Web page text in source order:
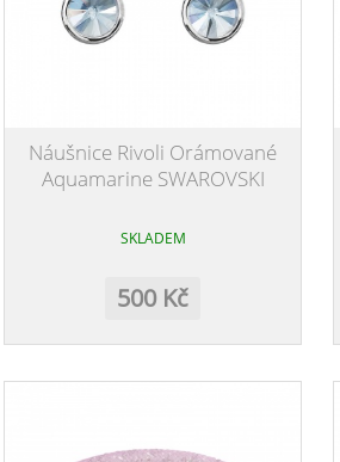
Náušnice Rivoli Orámované
Aquamarine SWAROVSKI
SKLADEM
500 Kč